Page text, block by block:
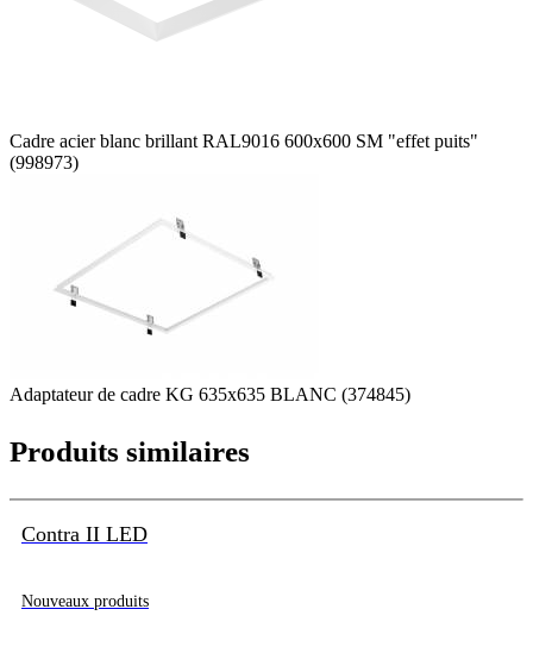
Cadre acier blanc brillant RAL9016 600x600 SM "effet puits"
(998973)
Adaptateur de cadre KG 635x635 BLANC (374845)
Produits similaires
Contra II LED
Nouveaux produits